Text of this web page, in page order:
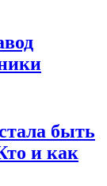
быть
и как